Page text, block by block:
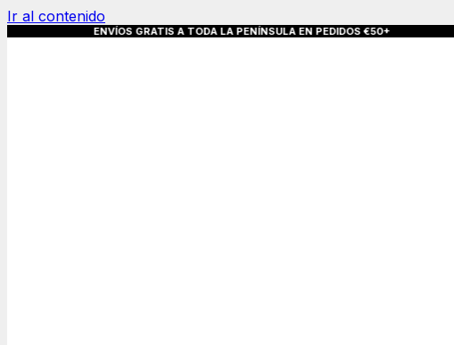
Ir al contenido
GRATIS A TODA LA PENÍNSULA EN PEDIDOS €50+